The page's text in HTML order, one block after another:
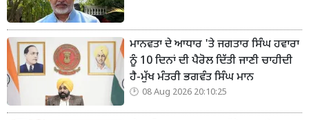
ਮਾਨਵਤਾ ਦੇ ਆਧਾਰ 'ਤੇ ਜਗਤਾਰ ਸਿੰਘ ਹਵਾਰਾ
ਨੂੰ 10 ਦਿਨਾਂ ਦੀ ਪੈਰੋਲ ਦਿੱਤੀ ਜਾਣੀ ਚਾਹੀਦੀ
ਹੈ-ਮੁੱਖ ਮੰਤਰੀ ਭਗਵੰਤ ਸਿੰਘ ਮਾਨ
08 Aug 2026 20:10:25